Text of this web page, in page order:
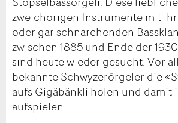
zweichörigen Instrumente mit
oder gar schnarchenden
zwischen 1885 und Ende der
sind heute wieder gesucht. Vor
bekannte Schwyzerörgeler die
aufs Gigäbänkli holen und damit
aufspielen.